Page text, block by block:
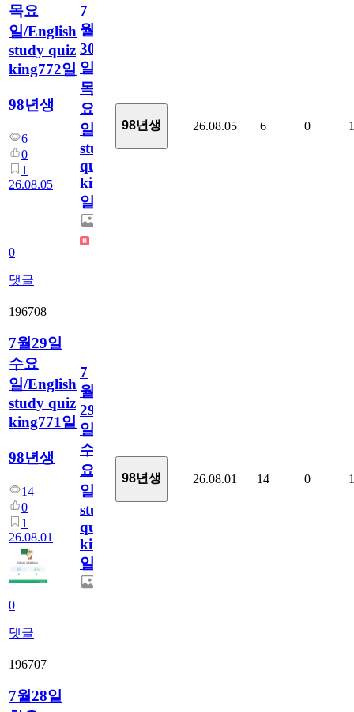
목요
일/English
study quiz
king772일
98년생
6
0
1
26.08.05
0
댓글
7
월
30
일
목
요
일/English
study
quiz
king772
일
98년생 26.08.05 6 0 1
196708
7월29일
수요
일/English
study quiz
king771일
98년생
14
0
1
26.08.01
0
댓글
7
월
29
일
수
요
일/English
study
quiz
king771
일
98년생 26.08.01 14 0 1
196707
7월28일